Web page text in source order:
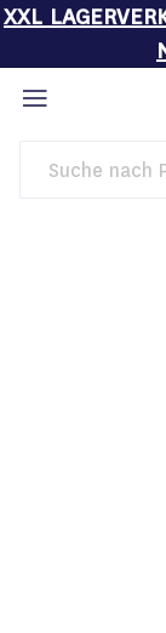
XXL
Startseite